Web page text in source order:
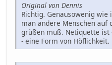
Original von Dennis
Richtig. Genausowenig
man andere Menschen auf
grüßen muß. Netiquette ist
- eine Form von Höflichkeit.